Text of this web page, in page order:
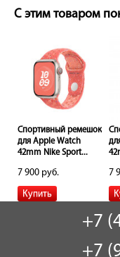
С этим товаром
Спортивный ремешок
для Apple Watch
42mm Nike Sport...
7 900 руб. 7
+7
+7